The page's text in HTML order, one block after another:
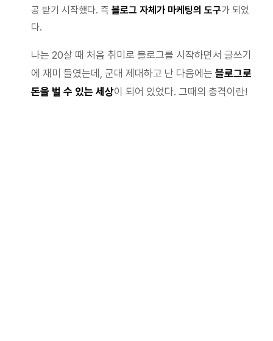
공 받기 시작했다. 즉 블로그 자체가 마케팅의 도구가 되었
다.
나는 20살 때 처음 취미로 블로그를 시작하면서 글쓰기
에 재미 들였는데, 군대 제대하고 난 다음에는 블로그로
돈을 벌 수 있는 세상이 되어 있었다. 그때의 충격이란!